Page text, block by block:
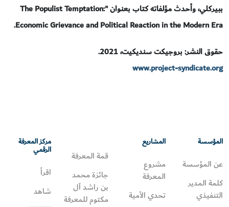
ببيركلي، وأحدث مؤلفاته كتاب بعنوان "The Populist Temptation:
Economic Grievance and Political Reaction in the Modern Era.
حقوق النشر: بروجيكت سنديكيت، 2021.
www.project-syndicate.org
المؤسسة
عن المؤسسة
كلمة المدير
التنفيذي
المشاريع
مشروع
المعرفة
تحدي الأمية
قمة المعرفة
جائزة محمد
بن راشد آل
مكتوم للمعرفة
مركز المعرفة
الرقمي
اقرأ
شاهد